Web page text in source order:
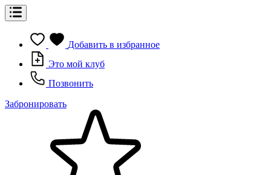
Добавить в избранное
Это мой клуб
Позвонить
Забронировать